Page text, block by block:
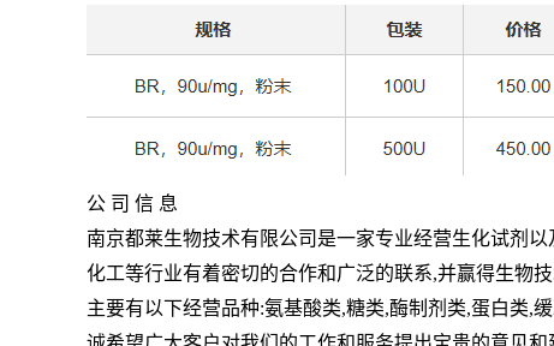
公 司 信 息
南京都莱生物技术有限公司是一家专业经营生化试剂以
化工等行业有着密切的合作和广泛的联系,并赢得生物
主要有以下经营品种:氨基酸类,糖类,酶制剂类,蛋白类,